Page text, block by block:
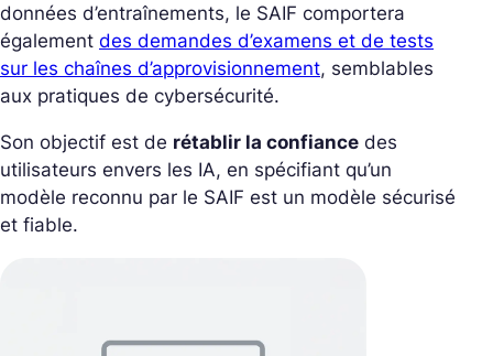
données d’entraînements, le SAIF comportera
également des demandes d’examens et de tests
sur les chaînes d’approvisionnement, semblables
aux pratiques de cybersécurité.
Son objectif est de rétablir la confiance des
utilisateurs envers les IA, en spécifiant qu’un
modèle reconnu par le SAIF est un modèle sécurisé
et fiable.